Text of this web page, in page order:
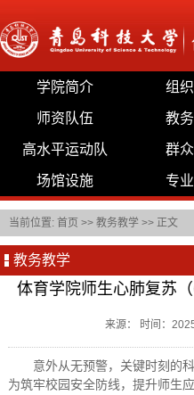
学院简介 组
师资队伍 教
高水平运动队 群
场馆设施 专
当前位置: 首页 >> 教务教学 >> 正文
教务教学
体育学院师生心肺复苏
来源： 时间：
意外从无预警，关键时刻的
为筑牢校园安全防线，提升师生